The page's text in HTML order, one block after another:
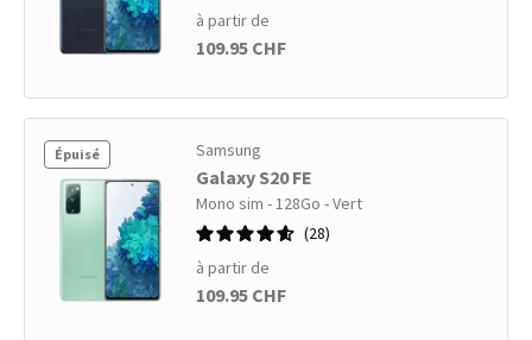
à partir de
109.95 CHF
Épuisé Samsung
Galaxy S20 FE
Mono sim - 128Go - Vert
28
à partir de
109.95 CHF